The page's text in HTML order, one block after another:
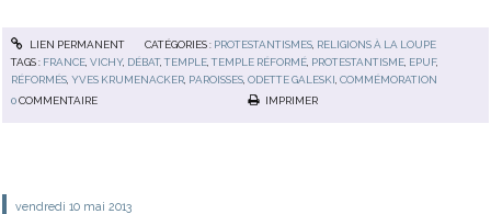
LIEN PERMANENT CATÉGORIES : PROTESTANTISMES, RELIGIONS À LA LOUPE
TAGS : FRANCE,VICHY, DÉBAT,TEMPLE,TEMPLE RÉFORMÉ, PROTESTANTISME, EPUF,
RÉFORMÉS,YVES KRUMENACKER, PAROISSES,ODETTE GALESKI,COMMÉMORATION
0COMMENTAIRE IMPRIMER
vendredi 10 mai 2013